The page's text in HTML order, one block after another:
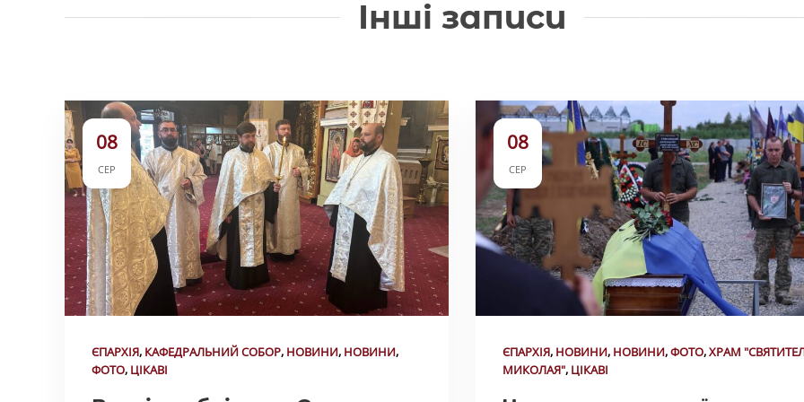
Інші записи
08
СЕР
ЄПАРХІЯ, КАФЕДРАЛЬНИЙ СОБОР, НОВИНИ, НОВИНИ,
ФОТО, ЦІКАВІ
08
СЕР
ЄПАРХІЯ, НОВИНИ, НОВИНИ,ФОТО,ХРАМ
МИКОЛАЯ", ЦІКАВІ